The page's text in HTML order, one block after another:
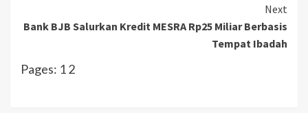
Next
Bank BJB Salurkan Kredit MESRA Rp25 Miliar Berbasis
Tempat Ibadah
Pages: 12